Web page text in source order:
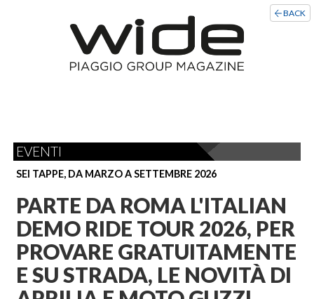
BACK
EVENTI
SEI TAPPE, DA MARZO A SETTEMBRE 2026
PARTE DA ROMA L'ITALIAN
DEMO RIDE TOUR 2026, PER
PROVARE GRATUITAMENTE
E SU STRADA, LE NOVITÀ DI